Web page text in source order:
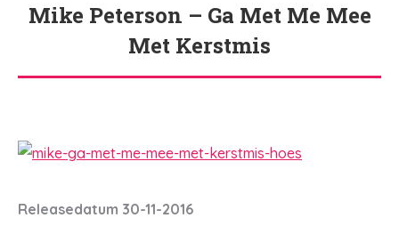
Mike Peterson – Ga Met Me Mee
Met Kerstmis
Je bent hier:
Releasedatum 30-11-2016